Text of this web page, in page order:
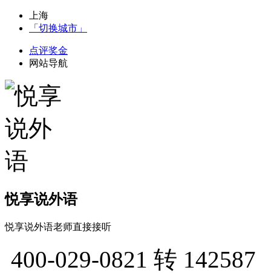
上海
「切换城市」
点评奖金
网站导航
悦享说外语
悦享说外语老师直接接听
400-029-0821 转 142587